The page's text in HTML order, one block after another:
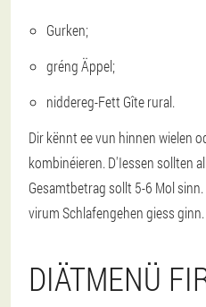
Gurken;
gréng Äppel;
niddereg-Fett Gîte rural.
Dir kënnt ee vun hinnen wielen
kombinéieren. D'Iessen sollten
Gesamtbetrag sollt 5-6 Mol
virum Schlafengehen giess ginn.
DIÄTMENÜ